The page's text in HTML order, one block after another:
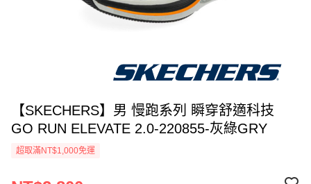
【SKECHERS】男 慢跑系列 瞬穿舒適科技
GO RUN ELEVATE 2.0-220855-灰綠GRY
超取滿NT$1,000免運